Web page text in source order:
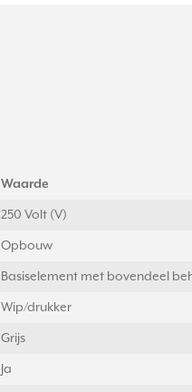
Waarde
250 Volt (V)
Opbouw
Basiselement met bovendeel
Wip/drukker
Grijs
Ja